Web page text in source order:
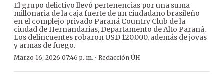
El grupo delictivo llevó pertenencias por una suma
millonaria de la caja fuerte de un ciudadano brasileño
en el complejo privado Paraná Country Club de la
ciudad de Hernandarias, Departamento de Alto Paraná.
Los delincuentes robaron USD 120.000, además de joyas
y armas de fuego.
Marzo 16, 2026 07:46 p. m. · Redacción ÚH